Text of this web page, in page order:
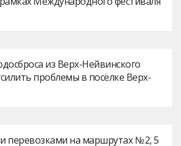
из Верх-Нейвинского
проблемы в посёлке Верх-
перевозками на маршрутах № 2, 5